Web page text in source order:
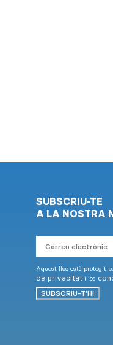
SUBSCRIU-TE
A LA NOSTRA
electrònic
Aquest lloc està protegit
de privacitati les
SUBSCRIU-T'HI